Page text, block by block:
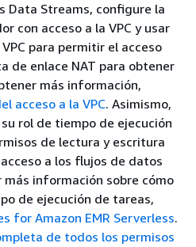
Data Streams, configure la
con acceso a la VPC y usar
para permitir el acceso
de enlace NAT para obtener
más información,
acceso a la VPC. Asimismo,
rol de tiempo de ejecución
de lectura y escritura
a los flujos de datos
información sobre cómo
de ejecución de tareas,
for Amazon EMR Serverless.
de todos los permisos